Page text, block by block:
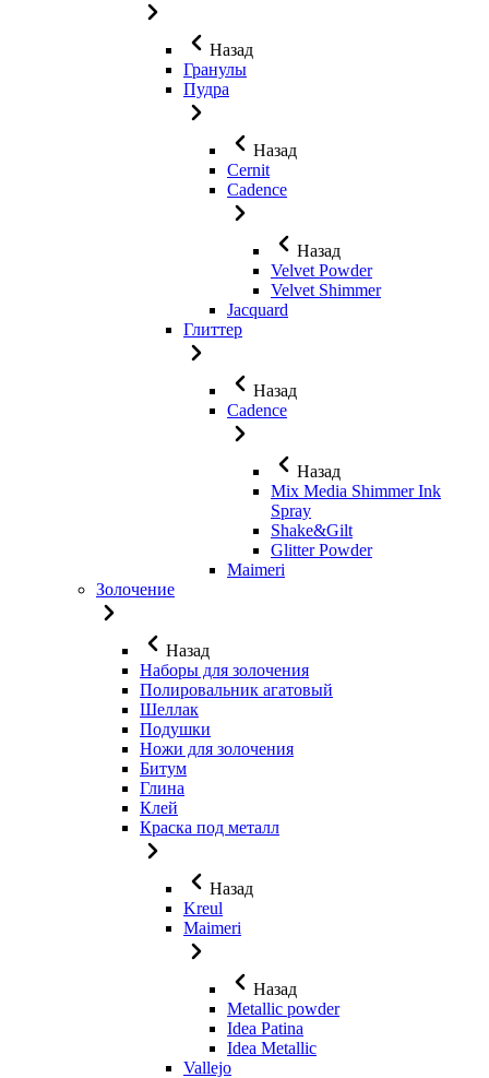
Назад
Гранулы
Пудра
Назад
Cernit
Cadence
Назад
Velvet Powder
Velvet Shimmer
Jaсquard
Глиттер
Назад
Cadence
Назад
Mix Media Shimmer Ink
Spray
Shake&Gilt
Glitter Powder
Maimeri
Золочение
Назад
Наборы для золочения
Полировальник агатовый
Шеллак
Подушки
Ножи для золочения
Битум
Глина
Клей
Краска под металл
Назад
Kreul
Maimeri
Назад
Metallic powder
Idea Patina
Idea Metallic
Vallejo